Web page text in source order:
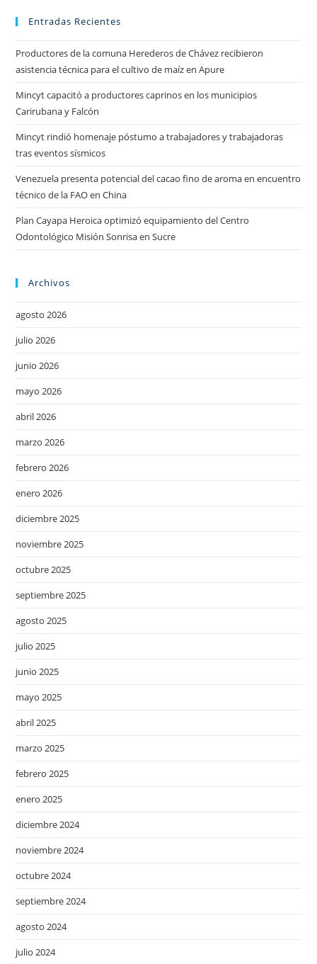
Entradas Recientes
Productores de la comuna Herederos de Chávez recibieron
asistencia técnica para el cultivo de maíz en Apure
Mincyt capacitó a productores caprinos en los municipios
Carirubana y Falcón
Mincyt rindió homenaje póstumo a trabajadores y trabajadoras
tras eventos sísmicos
Venezuela presenta potencial del cacao fino de aroma en encuentro
técnico de la FAO en China
Plan Cayapa Heroica optimizó equipamiento del Centro
Odontológico Misión Sonrisa en Sucre
Archivos
agosto 2026
julio 2026
junio 2026
mayo 2026
abril 2026
marzo 2026
febrero 2026
enero 2026
diciembre 2025
noviembre 2025
octubre 2025
septiembre 2025
agosto 2025
julio 2025
junio 2025
mayo 2025
abril 2025
marzo 2025
febrero 2025
enero 2025
diciembre 2024
noviembre 2024
octubre 2024
septiembre 2024
agosto 2024
julio 2024